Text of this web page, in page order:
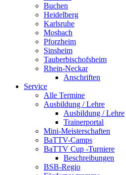
Buchen
Heidelberg
Karlsruhe
Mosbach
Pforzheim
Sinsheim
Tauberbischofsheim
Rhein-Neckar
Anschriften
Service
Alle Termine
Ausbildung / Lehre
Ausbildung / Lehre
Trainerportal
Mini-Meisterschaften
BaTTV-Camps
BaTTV Cup -Turniere
Beschreibungen
BSB-Regio